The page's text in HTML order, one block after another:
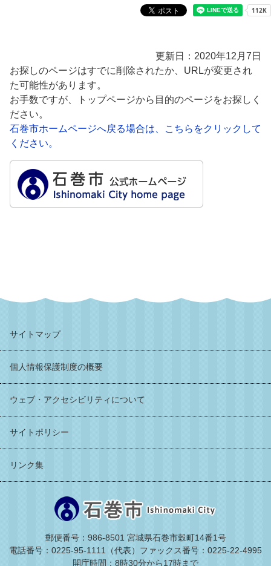
更新日：2020年12月7日
お探しのページはすでに削除されたか、URLが変更され
た可能性があります。
お手数ですが、トップページから目的のページをお探しく
ださい。
石巻市ホームページへ戻る場合は、こちらをクリックして
ください。
サイトマップ
個人情報保護制度の概要
ウェブ・アクセシビリティについて
サイトポリシー
リンク集
郵便番号：986-8501 宮城県石巻市穀町14番1号
電話番号：0225-95-1111（代表） ファックス番号：0225-22-4995
開庁時間：8時30分から17時まで